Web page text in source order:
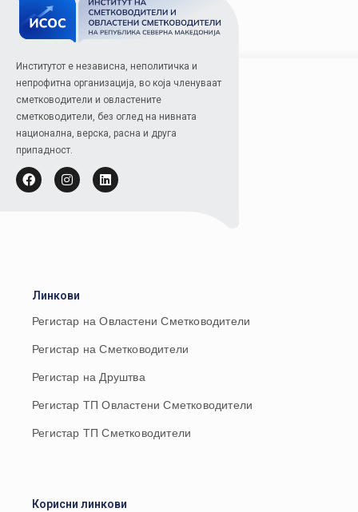
Институтот е независна, неполитичка и
непрофитна организација, во која членуваат
сметководители и овластените
сметководители, без оглед на нивната
национална, верска, расна и друга
припадност.
Линкови
Регистар на Овластени Сметководители
Регистар на Сметководители
Регистар на Друштва
Регистар ТП Овластени Сметководители
Регистар ТП Сметководители
Корисни линкови